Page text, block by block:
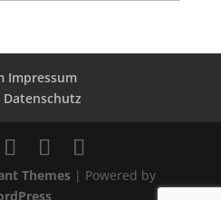
Impressum
Datenschutz
Themes| Powered by